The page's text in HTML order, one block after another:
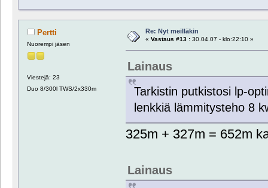
Pertti
Nuorempi jäsen
Viestejä: 23
Duo 8/300l TWS/2x330m
Re: Nyt meilläkin
« Vastaus #13 :30.04.07 - klo:22:10 »
Lainaus
Tarkistin putkistosi lp-
lenkkiä lämmitysteho 8
325m + 327m = 652m
Lainaus